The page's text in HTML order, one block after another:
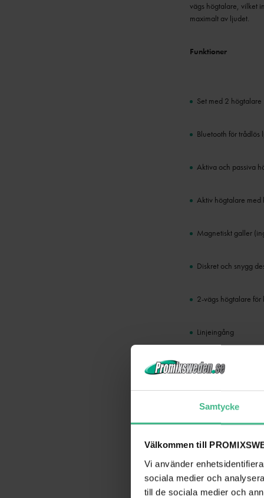
Samtycke
Välkommen till
Vi använder
sociala medier och
till de sociala medier och
vägs högtalare, vilket
maximalt av ljudet.
Funktioner
Set med 2 högtalare
Bluetooth för trådlös
Aktiva och passiva
Aktiv högtalare med
Magnetiskt galler
Diskret och snygg
2-vägs högtalare
Linjeingång
Levereras med
Specifikationer
varumärke
Typ av högtalare
Produktens färg